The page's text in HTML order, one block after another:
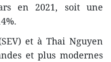
en 2021, soit une
et à Thai Nguyen
et plus modernes